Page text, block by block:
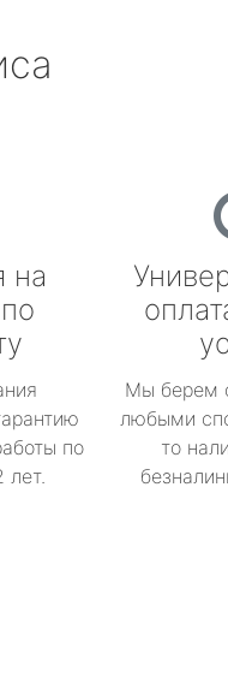
на
по
лет.
Мы берем
любыми
то